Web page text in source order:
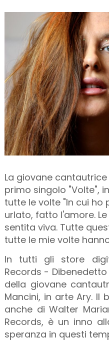
La giovane
primo singolo "Volte",
tutte le volte "In cui ho
urlato, fatto l'amore.
sentita viva. Tutte
tutte le mie volte
In tutti gli store
Records -
della giovane
Mancini, in arte Ary. Il
anche di Walter
Records, è un inno
speranza in questi